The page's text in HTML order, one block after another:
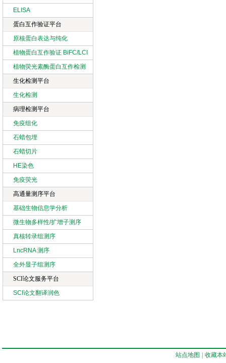
ELISA
蛋白互作验证平台
原核蛋白表达与纯化
植物蛋白互作验证 BiFC/LCI
植物荧光素酶蛋白互作检测
生化检测平台
生化检测
病理检测平台
免疫组化
石蜡包埋
石蜡切片
HE染色
免疫荧光
高通量测序平台
基础生物信息学分析
微生物多样性/扩增子测序
真核转录组测序
LncRNA 测序
全外显子组测序
SCI论文服务平台
SCI论文翻译润色
站点地图 收藏本